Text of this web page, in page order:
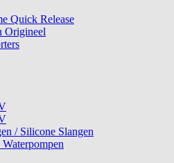
Quick Release
Origineel
/ Silicone Slangen